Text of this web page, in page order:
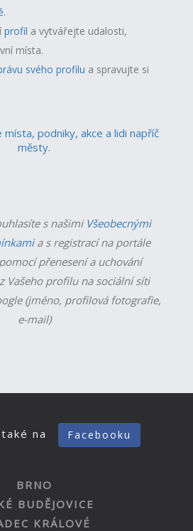
profil a vytvářejte udalosti,
místa.
svého profilu a spravujte si
místa, podniky, akce a lidi napříč
městy.
s našimi Všeobecnými
a s registrací na portále
přenesení a uchování
Vašeho profilu na sociální síti
(jméno, profilová fotografie,
e-mail)
na Facebooku
BRNO
BUDĚJOVICE
KRÁLOVÉ